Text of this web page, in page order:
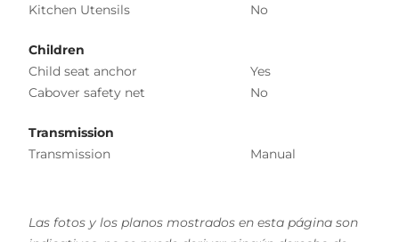
Kitchen Utensils
No
Children
Child seat anchor
Yes
Cabover safety net
No
Transmission
Transmission
Manual
Las fotos y los planos mostrados en esta página son